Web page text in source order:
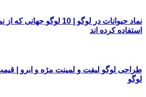
نماد حیوانات در لوگو | 10 لوگو
استفاده کرده اند
طراحی لوگو لیفت و لمینت مژه و ابرو |
لوگو